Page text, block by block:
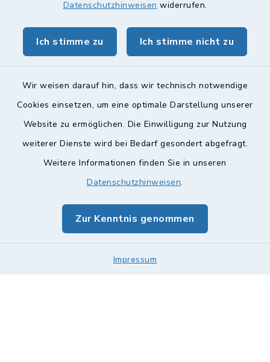
Datenschutzhinweisen widerrufen.
Ich stimme zu Ich stimme nicht zu
Wir weisen darauf hin, dass wir technisch notwendige
Cookies einsetzen, um eine optimale Darstellung unserer
Website zu ermöglichen. Die Einwilligung zur Nutzung
weiterer Dienste wird bei Bedarf gesondert abgefragt.
Weitere Informationen finden Sie in unseren
Datenschutzhinweisen.
Zur Kenntnis genommen
Impressum
geoPortal Lichtenfels
Barrierefreiheit
Impressum
Sitemap